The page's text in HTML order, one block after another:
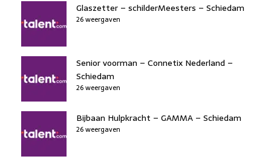
Glaszetter – schilderMeesters – Schiedam
26 weergaven
Senior voorman – Connetix Nederland –
Schiedam
26 weergaven
Bijbaan Hulpkracht – GAMMA – Schiedam
26 weergaven